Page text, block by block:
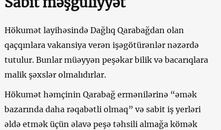
Hökumət layihəsində Dağlıq Qarabağdan olan
qaçqınlara vakansiya verən işəgötürənlər nəzərdə
tutulur. Bunlar müəyyən peşəkar bilik və bacarıqlara
malik şəxslər olmalıdırlar.
Hökumət həmçinin Qarabağ ermənilərinə “əmək
bazarında daha rəqabətli olmaq” və sabit iş yerləri
əldə etmək üçün əlavə peşə təhsili almağa kömək